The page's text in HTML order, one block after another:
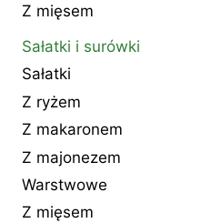
Z mięsem
Sałatki i surówki
Sałatki
Z ryżem
Z makaronem
Z majonezem
Warstwowe
Z mięsem